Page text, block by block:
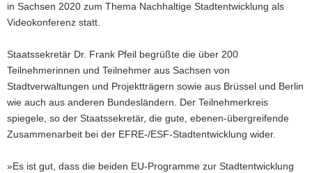
in Sachsen 2020 zum Thema Nachhaltige Stadtentwicklung als
Videokonferenz statt.
Staatssekretär Dr. Frank Pfeil begrüßte die über 200
Teilnehmerinnen und Teilnehmer aus Sachsen von
Stadtverwaltungen und Projektträgern sowie aus Brüssel und Berlin
wie auch aus anderen Bundesländern. Der Teilnehmerkreis
spiegele, so der Staatssekretär, die gute, ebenen-übergreifende
Zusammenarbeit bei der EFRE-/ESF-Stadtentwicklung wider.
»Es ist gut, dass die beiden EU-Programme zur Stadtentwicklung